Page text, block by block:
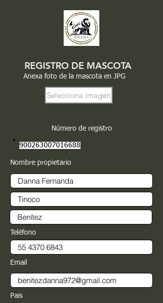
REGISTRO DE MASCOTA
Anexa foto de la mascota en JPG
Selecciona imagen
Número de registro
900263007016688
Nombre propietario
Teléfono
Email
Pais